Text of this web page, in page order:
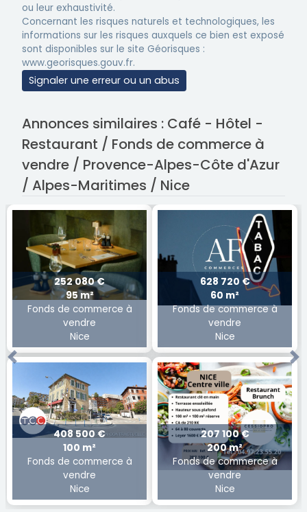
ou leur exhaustivité.
Concernant les risques naturels et technologiques, les
informations sur les risques auxquels ce bien est exposé
sont disponibles sur le site Géorisques :
www.georisques.gouv.fr.
Signaler une erreur ou un abus
Annonces similaires : Café - Hôtel -
Restaurant / Fonds de commerce à
vendre / Provence-Alpes-Côte d'Azur
/ Alpes-Maritimes / Nice
252 080 €
95 m²
Fonds de commerce à
vendre
Nice
628 720 €
60 m²
Fonds de commerce à
vendre
Nice
408 500 €
100 m²
Fonds de commerce à
vendre
Nice
207 100 €
200 m²
Fonds de commerce à
vendre
Nice
Previous